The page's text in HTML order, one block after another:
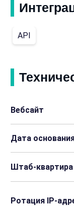
API
Вебсайт
Дата
Штаб-квартира
Ротация IP-